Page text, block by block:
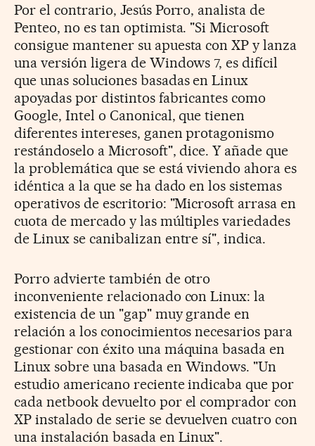
Por el contrario, Jesús Porro, analista de
Penteo, no es tan optimista. "Si Microsoft
consigue mantener su apuesta con XP y lanza
una versión ligera de Windows 7, es difícil
que unas soluciones basadas en Linux
apoyadas por distintos fabricantes como
Google, Intel o Canonical, que tienen
diferentes intereses, ganen protagonismo
restándoselo a Microsoft", dice. Y añade que
la problemática que se está viviendo ahora es
idéntica a la que se ha dado en los sistemas
operativos de escritorio: "Microsoft arrasa en
cuota de mercado y las múltiples variedades
de Linux se canibalizan entre sí", indica.
Porro advierte también de otro
inconveniente relacionado con Linux: la
existencia de un "gap" muy grande en
relación a los conocimientos necesarios para
gestionar con éxito una máquina basada en
Linux sobre una basada en Windows. "Un
estudio americano reciente indicaba que por
cada netbook devuelto por el comprador con
XP instalado de serie se devuelven cuatro con
una instalación basada en Linux".